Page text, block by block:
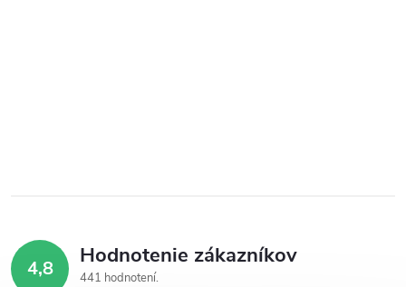
4,8 Hodnotenie zákazníkov
441 hodnotení